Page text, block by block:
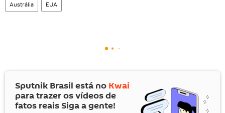
Austrália EUA
Sputnik Brasil está no Kwai
para trazer os vídeos de
fatos reais Siga a gente!